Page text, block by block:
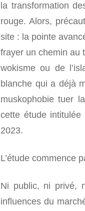
la transformation
rouge. Alors,
site : la pointe
frayer un chemin au
wokisme ou de
blanche qui a déjà
muskophobie tuer
cette étude intitulée
2023.
L’étude commence
Ni public, ni privé,
influences du